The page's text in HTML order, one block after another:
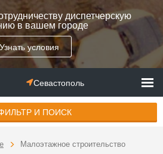
диспетчерскую
в вашем городе
Узнать условия
Севастополь
И ПОИСК
Малоэтажное строительство